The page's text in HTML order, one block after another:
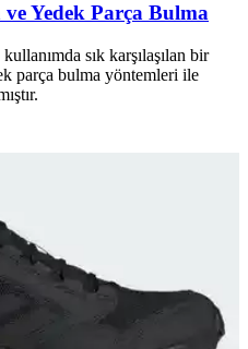
Yedek Parça Bulma
sık karşılaşılan bir
parça bulma yöntemleri ile